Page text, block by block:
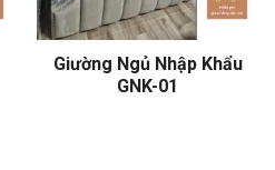
Giường Ngủ Nhập Khẩu
GNK-01